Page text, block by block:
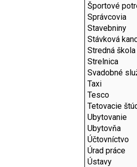
Športové
Správcovia
Stavebniny
Stávková
Stredná škola
Strelnica
Svadobné
Taxi
Tesco
Tetovacie
Ubytovanie
Ubytovňa
Účtovníctvo
Úrad práce
Ústavy